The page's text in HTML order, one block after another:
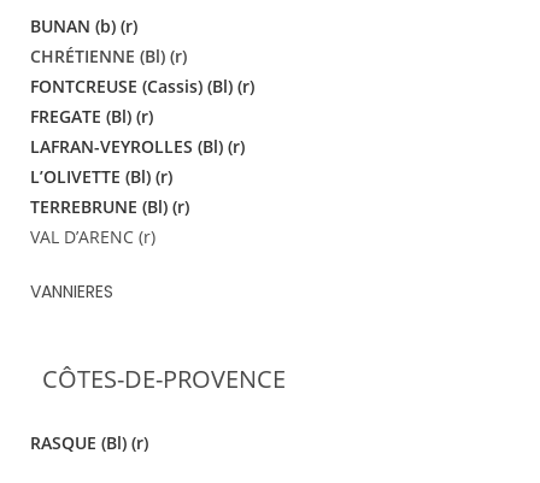
BUNAN (b) (r)
CHRÉTIENNE (Bl) (r)
FONTCREUSE (Cassis) (Bl) (r)
FREGATE (Bl) (r)
LAFRAN-VEYROLLES (Bl) (r)
L’OLIVETTE (Bl) (r)
TERREBRUNE (Bl) (r)
VAL D’ARENC (r)
VANNIERES
CÔTES-DE-PROVENCE
RASQUE (Bl) (r)